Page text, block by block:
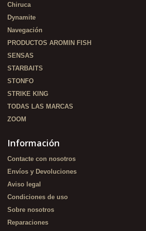
Chiruca
Dynamite
Navegación
PRODUCTOS AROMIN FISH
SENSAS
STARBAITS
STONFO
STRIKE KING
TODAS LAS MARCAS
ZOOM
Información
Contacte con nosotros
Envíos y Devoluciones
Aviso legal
Condiciones de uso
Sobre nosotros
Reparaciones